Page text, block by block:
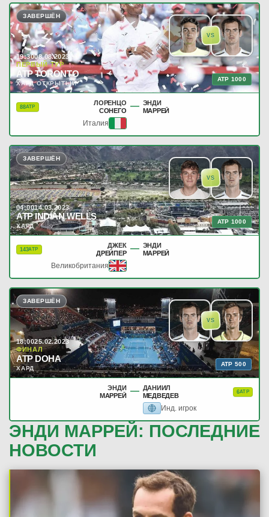
VS
ЗАВЕРШЁН
19:3008.08.2023
ПЕРВЫЙ ТУР
ATP TORONTO
ХАРД ОТКРЫТЫЙ
ATP 1000
88ATP
ЛОРЕНЦО
СОНЕГО — ЭНДИ
МАРРЕЙ
Италия
VS
ЗАВЕРШЁН
04:0014.03.2023
ATP INDIAN WELLS
ХАРД
ATP 1000
143ATP
ДЖЕК
ДРЕЙПЕР — ЭНДИ
МАРРЕЙ
Великобритания
VS
ЗАВЕРШЁН
18:0025.02.2023
ФИНАЛ
ATP DOHA
ХАРД
ATP 500
ЭНДИ
МАРРЕЙ — ДАНИИЛ
МЕДВЕДЕВ
6ATP
Инд. игрок
ЭНДИ МАРРЕЙ: ПОСЛЕДНИЕ
НОВОСТИ